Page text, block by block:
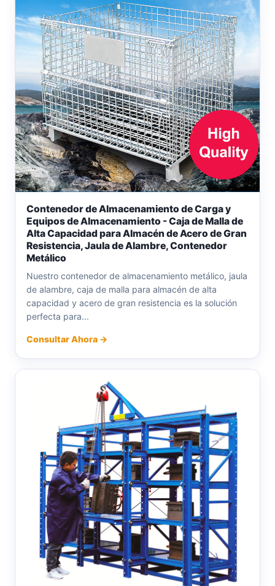
Contenedor de Almacenamiento de Carga y
Equipos de Almacenamiento - Caja de Malla de
Alta Capacidad para Almacén de Acero de Gran
Resistencia, Jaula de Alambre, Contenedor
Metálico
Nuestro contenedor de almacenamiento metálico, jaula
de alambre, caja de malla para almacén de alta
capacidad y acero de gran resistencia es la solución
perfecta para...
Consultar Ahora →